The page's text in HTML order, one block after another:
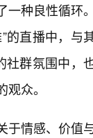
一种良性循环
的直播中，
社群氛围中
众。
于情感、价值